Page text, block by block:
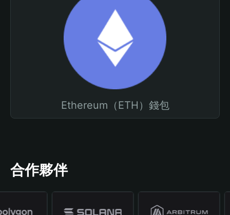
Ethereum（ETH）錢包
合作夥伴